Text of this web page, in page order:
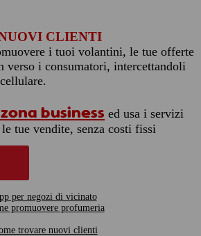
CLIENTI
i tuoi volantini, le tue offerte
verso i consumatori, intercettandoli
business ed usa i servizi
tue vendite, senza costi fissi
per negozi di vicinato
promuovere profumeria
trovare nuovi clienti